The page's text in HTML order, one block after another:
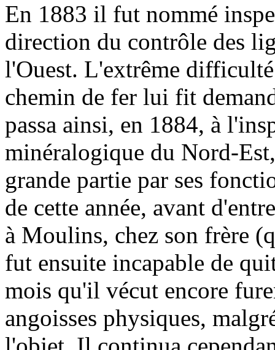
En 1883 il fut nommé
direction du contrôle des
l'Ouest. L'extrême
chemin de fer lui fit
passa ainsi, en 1884, à
minéralogique du Nord-
grande partie par ses
de cette année, avant
à Moulins, chez son frère
fut ensuite incapable de
mois qu'il vécut encore
angoisses physiques,